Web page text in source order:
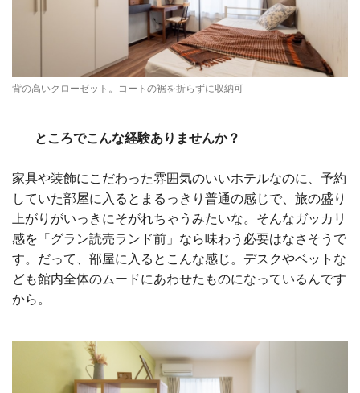
背の高いクローゼット。コートの裾を折らずに収納可
ところでこんな経験ありませんか？
家具や装飾にこだわった雰囲気のいいホテルなのに、予約
していた部屋に入るとまるっきり普通の感じで、旅の盛り
上がりがいっきにそがれちゃうみたいな。そんなガッカリ
感を「グラン読売ランド前」なら味わう必要はなさそうで
す。だって、部屋に入るとこんな感じ。デスクやベットな
ども館内全体のムードにあわせたものになっているんです
から。